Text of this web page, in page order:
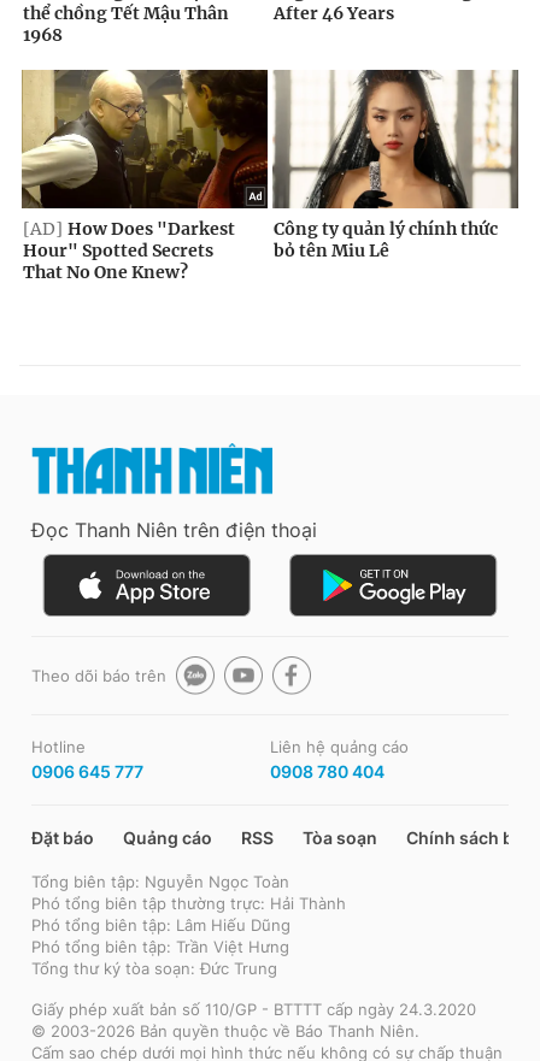
Đọc Thanh Niên trên điện thoại
Theo dõi báo trên
Hotline
0906 645 777
Liên hệ quảng cáo
0908 780 404
Đặt báo Quảng cáo RSS Tòa soạn Chính sách bảo
Tổng biên tập: Nguyễn Ngọc Toàn
Phó tổng biên tập thường trực: Hải Thành
Phó tổng biên tập: Lâm Hiếu Dũng
Phó tổng biên tập: Trần Việt Hưng
Tổng thư ký tòa soạn: Đức Trung
Giấy phép xuất bản số 110/GP - BTTTT cấp ngày 24.3.2020
© 2003-2026 Bản quyền thuộc về Báo Thanh Niên.
Cấm sao chép dưới mọi hình thức nếu không có sự chấp thuận